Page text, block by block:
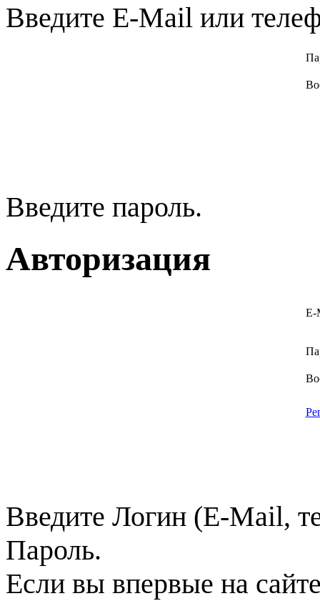
Введите E-Mail или
Введите пароль.
Авторизация
E-
Введите Логин (E-Mail,
Пароль.
Если вы впервые на